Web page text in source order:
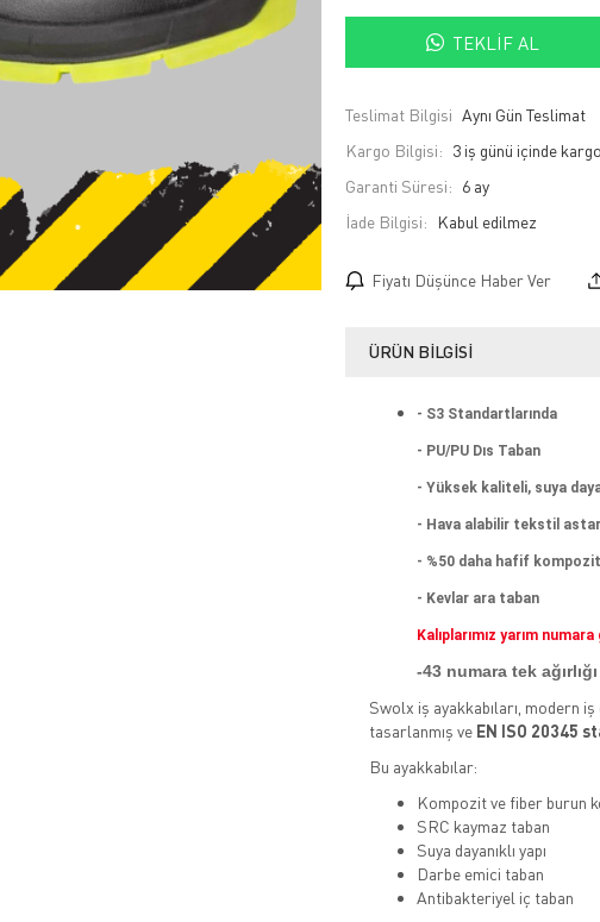
TEKLIF AL
Teslimat Bilgisi Aynı Gün Teslimat
Kargo Bilgisi: 3 iş günü içinde
Garanti Süresi: 6 ay
İade Bilgisi:
Fiyatı Düşünce Haber Ver
ÜRÜN BILGISI
- S3 Standartlarında
- PU/PU Dıs Taban
- Yüksek kaliteli, suya
- Hava alabilir tekstil
- %50 daha hafif
- Kevlar ara taban
Kalıplarımız yarım
-43 numara tek
Swolx iş ayakkabıları, modern
tasarlanmış ve EN ISO 20345
Bu ayakkabılar:
Kompozit ve fiber burun
SRC kaymaz taban
Suya dayanıklı yapı
Darbe emici taban
Antibakteriyel iç taban